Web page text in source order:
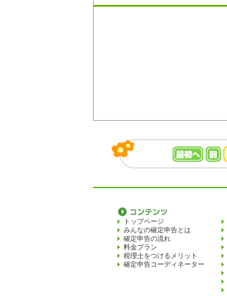
トップページ
みんなの確定申告とは
確定申告の流れ
料金プラン
税理士をつけるメリット
確定申告コーディネーター